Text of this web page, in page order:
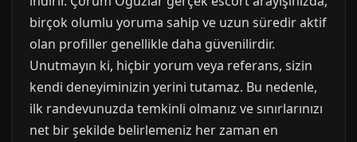
birçok olumlu yoruma sahip ve uzun süredir aktif
olan profiller genellikle daha güvenilirdir.
Unutmayın ki, hiçbir yorum veya referans, sizin
kendi deneyiminizin yerini tutamaz. Bu nedenle,
ilk randevunuzda temkinli olmanız ve sınırlarınızı
net bir şekilde belirlemeniz her zaman en